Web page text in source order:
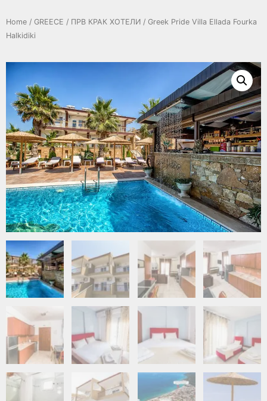
Home / GREECE / ПРВ КРАК ХОТЕЛИ / Greek Pride Villa Ellada Fourka
Halkidiki